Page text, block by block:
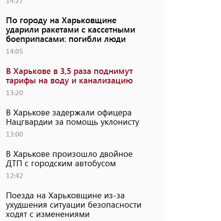
По городу на Харьковщине
ударили ракетами с кассетными
боеприпасами: погибли люди
14:05
В Харькове в 3,5 раза поднимут
тарифы на воду и канализацию
13:20
В Харькове задержали офицера
Нацгвардии за помощь уклонисту
13:00
В Харькове произошло двойное
ДТП с городским автобусом
12:42
Поезда на Харьковщине из-за
ухудшения ситуации безопасности
ходят с изменениями